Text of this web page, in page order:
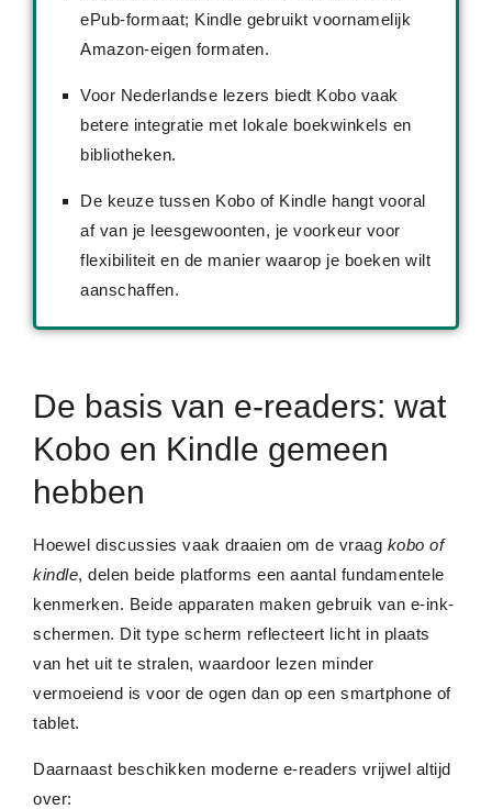
ePub-formaat; Kindle gebruikt voornamelijk
Amazon-eigen formaten.
Voor Nederlandse lezers biedt Kobo vaak
betere integratie met lokale boekwinkels en
bibliotheken.
De keuze tussen Kobo of Kindle hangt vooral
af van je leesgewoonten, je voorkeur voor
flexibiliteit en de manier waarop je boeken wilt
aanschaffen.
De basis van e-readers: wat
Kobo en Kindle gemeen
hebben
Hoewel discussies vaak draaien om de vraag kobo of
kindle, delen beide platforms een aantal fundamentele
kenmerken. Beide apparaten maken gebruik van e-ink-
schermen. Dit type scherm reflecteert licht in plaats
van het uit te stralen, waardoor lezen minder
vermoeiend is voor de ogen dan op een smartphone of
tablet.
Daarnaast beschikken moderne e-readers vrijwel altijd
over: